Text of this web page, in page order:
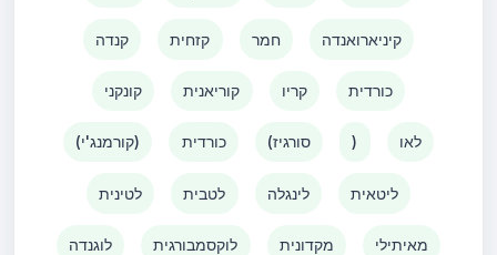
קנדה קזחית חמר קיניארואנדה
קונקני קוריאנית קריו כורדית
(קורמנג'י) כורדית (סורגיז ) לאו
לטינית לטבית לינגלה ליטאית
לוגנדה לוקסמבורגית מקדונית מאיתילי